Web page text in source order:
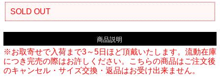
SOLD OUT
商品説明
※お取寄せで入荷まで3～5日ほど頂戴いたします。流動在庫
につき完売の際はお許しください。こちらの商品はご注文後
のキャンセル・サイズ交換・返品はお受け出来ません。